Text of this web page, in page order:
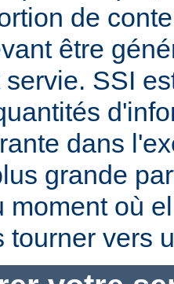
de
être
SSI
dans
grande
moment où
tourner vers